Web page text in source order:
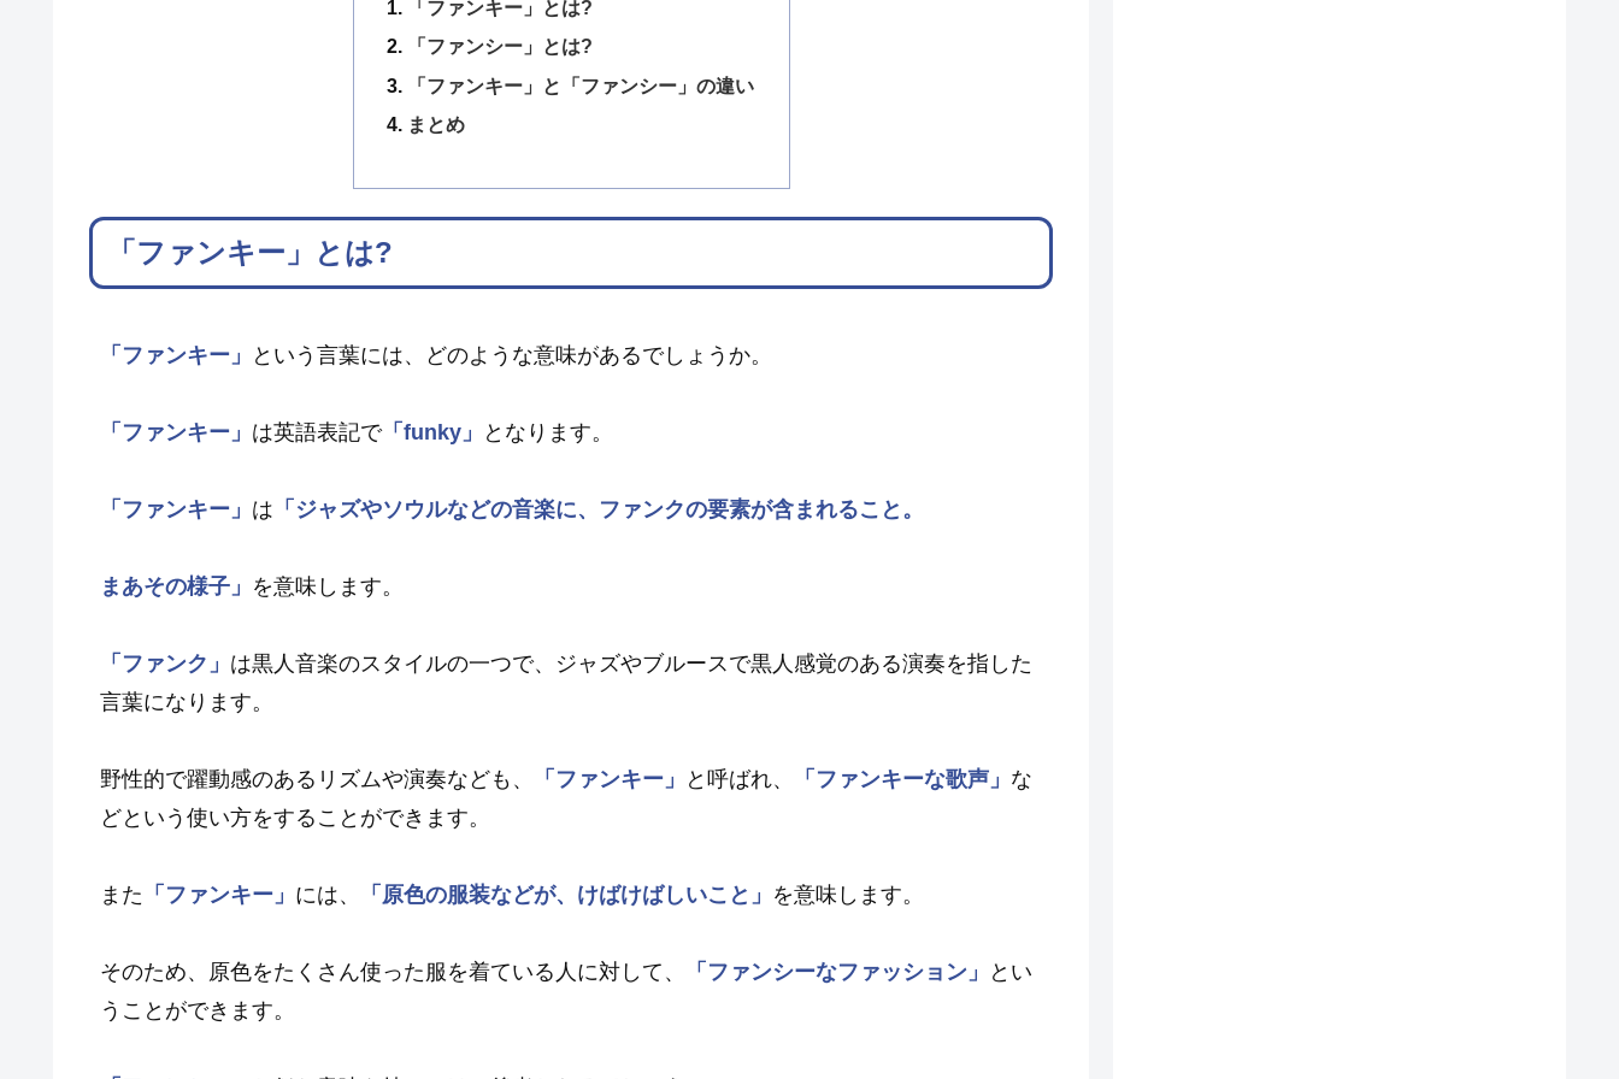
「ファンキー」とは?
「ファンシー」とは?
「ファンキー」と「ファンシー」の違い
まとめ
「ファンキー」とは?
「ファンキー」 という言葉には、どのような意味があるでしょうか。
「ファンキー」 は英語表記で「funky」 となります。
「ファンキー」 は 「ジャズやソウルなどの音楽に、ファンクの要素が含まれること。
まあその様子」 を意味します。
「ファンク」 は黒人音楽のスタイルの一つで、ジャズやブルースで黒人感覚のある演奏を指した
言葉になります。
野性的で躍動感のあるリズムや演奏なども、 「ファンキー」 と呼ばれ、 「ファンキーな歌声」 な
どという使い方をすることができます。
また 「ファンキー」 には、 「原色の服装などが、けばけばしいこと」 を意味します。
そのため、原色をたくさん使った服を着ている人に対して、 「ファンシーなファッション」
とい
うことができます。